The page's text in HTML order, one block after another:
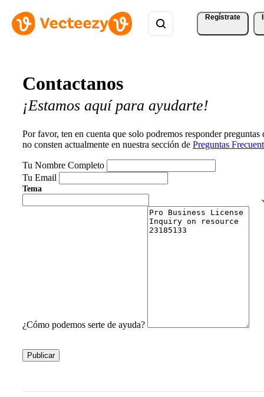
Regístrate
Contactanos
¡Estamos aquí para ayudarte!
Por favor, ten en cuenta que solo podremos responder preguntas
no consten actualmente en nuestra sección de Preguntas
Tu Nombre Completo
Tu Email
Tema
¿Cómo podemos serte de ayuda?
Publicar